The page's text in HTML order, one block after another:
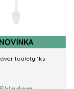
NOVINKA
toalety 1ks